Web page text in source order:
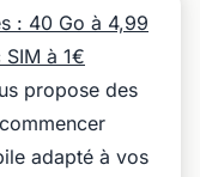
: 40 Go à 4,99
à 1€
propose des
adapté à vos